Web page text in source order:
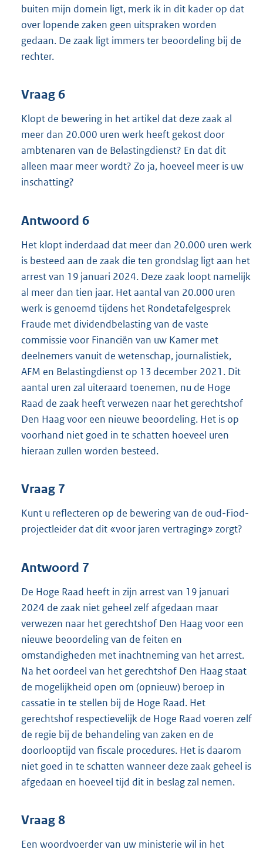
buiten mijn domein ligt, merk ik in dit kader op dat
over lopende zaken geen uitspraken worden
gedaan. De zaak ligt immers ter beoordeling bij de
rechter.
Vraag 6
Klopt de bewering in het artikel dat deze zaak al
meer dan 20.000 uren werk heeft gekost door
ambtenaren van de Belastingdienst? En dat dit
alleen maar meer wordt? Zo ja, hoeveel meer is uw
inschatting?
Antwoord 6
Het klopt inderdaad dat meer dan 20.000 uren werk
is besteed aan de zaak die ten grondslag ligt aan het
arrest van 19 januari 2024. Deze zaak loopt namelijk
al meer dan tien jaar. Het aantal van 20.000 uren
werk is genoemd tijdens het Rondetafelgesprek
Fraude met dividendbelasting van de vaste
commissie voor Financiën van uw Kamer met
deelnemers vanuit de wetenschap, journalistiek,
AFM en Belastingdienst op 13 december 2021. Dit
aantal uren zal uiteraard toenemen, nu de Hoge
Raad de zaak heeft verwezen naar het gerechtshof
Den Haag voor een nieuwe beoordeling. Het is op
voorhand niet goed in te schatten hoeveel uren
hieraan zullen worden besteed.
Vraag 7
Kunt u reflecteren op de bewering van de oud-Fiod-
projectleider dat dit «voor jaren vertraging» zorgt?
Antwoord 7
De Hoge Raad heeft in zijn arrest van 19 januari
2024 de zaak niet geheel zelf afgedaan maar
verwezen naar het gerechtshof Den Haag voor een
nieuwe beoordeling van de feiten en
omstandigheden met inachtneming van het arrest.
Na het oordeel van het gerechtshof Den Haag staat
de mogelijkheid open om (opnieuw) beroep in
cassatie in te stellen bij de Hoge Raad. Het
gerechtshof respectievelijk de Hoge Raad voeren zelf
de regie bij de behandeling van zaken en de
doorlooptijd van fiscale procedures. Het is daarom
niet goed in te schatten wanneer deze zaak geheel is
afgedaan en hoeveel tijd dit in beslag zal nemen.
Vraag 8
Een woordvoerder van uw ministerie wil in het